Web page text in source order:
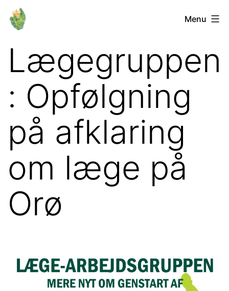
Fortsæt
Orø
Menu
Lægegruppen
: Opfølgning
på afklaring
om læge på
Orø